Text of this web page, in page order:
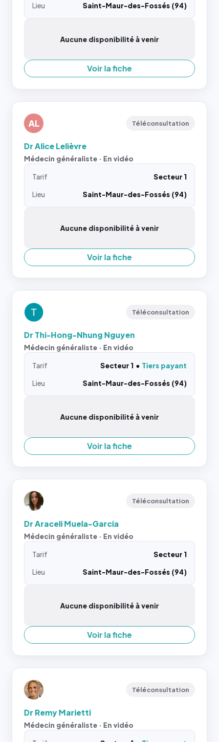
Lieu
Saint-Maur-des-Fossés (94)
Aucune disponibilité à venir
Voir la fiche
AL Téléconsultation
Dr Alice Lelièvre
Médecin généraliste · En vidéo
Tarif
Secteur 1
Lieu
Saint-Maur-des-Fossés (94)
Aucune disponibilité à venir
Voir la fiche
Téléconsultation
Dr Thi-Hong-Nhung Nguyen
Médecin généraliste · En vidéo
Tarif Secteur 1
Tiers payant
Lieu
Saint-Maur-des-Fossés (94)
Aucune disponibilité à venir
Voir la fiche
Téléconsultation
Dr Araceli Muela-Garcia
Médecin généraliste · En vidéo
Tarif
Secteur 1
Lieu
Saint-Maur-des-Fossés (94)
Aucune disponibilité à venir
Voir la fiche
Téléconsultation
Dr Remy Marietti
Médecin généraliste · En vidéo